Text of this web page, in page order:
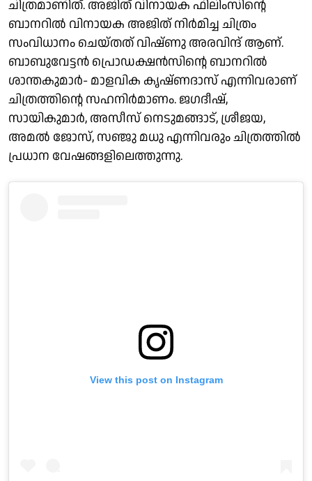
ചിത്രമാണിത്. അജിത് വിനായക ഫിലിംസിന്റെ
ബാനറിൽ വിനായക അജിത് നിർമിച്ച ചിത്രം
സംവിധാനം ചെയ്തത് വിഷ്ണു അരവിന്ദ് ആണ്.
ബാബുവേട്ടൻ പ്രൊഡക്ഷൻസിന്റെ ബാനറിൽ
ശാന്തകുമാർ- മാളവിക കൃഷ്ണദാസ് എന്നിവരാണ്
ചിത്രത്തിന്റെ സഹനിർമാണം. ജഗദീഷ്,
സായികുമാർ, അസീസ് നെടുമങ്ങാട്, ശ്രീജയ,
അമൽ ജോസ്, സഞ്ജു മധു എന്നിവരും ചിത്രത്തിൽ
പ്രധാന വേഷങ്ങളിലെത്തുന്നു.
View this post on Instagram